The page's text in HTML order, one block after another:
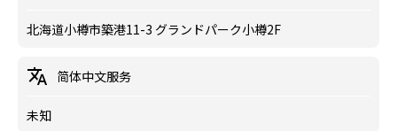
北海道小樽市築港11-3 グランドパーク小樽2F
简体中文服务
未知